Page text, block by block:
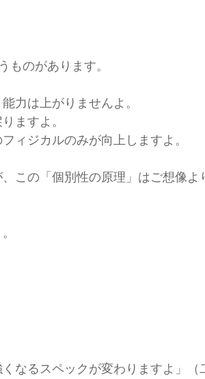
のがあります。
力は上がりませんよ。
ますよ。
ィジカルのみが向上しますよ。
この「個別性の原理」はご想像よ
なるスペックが変わりますよ」（